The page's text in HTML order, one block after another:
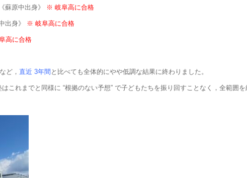
蘇原中出身》 ※ 岐阜高に合格
出身》 ※ 岐阜高に合格
高に合格
ど， 直近 3年間 と比べても全体的にやや低調な結果に終わりました。
これまでと同様に “根拠のない予想” で子どもたちを振り回すことなく，全範囲